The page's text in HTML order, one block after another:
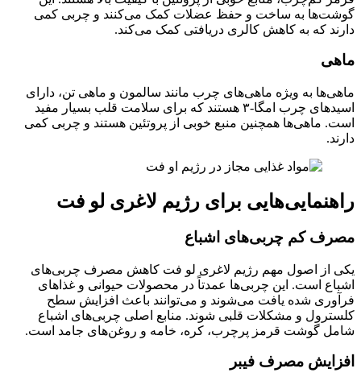
گوشت‌ها به ساخت و حفظ عضلات کمک می‌کنند و چربی کمی
دارند که به کاهش کالری دریافتی کمک می‌کند.
ماهی
ماهی‌ها به ویژه ماهی‌های چرب مانند سالمون و ماهی تن، دارای
اسیدهای چرب امگا-۳ هستند که برای سلامت قلب بسیار مفید
است. ماهی‌ها همچنین منبع خوبی از پروتئین هستند و چربی کمی
دارند.
راهنمایی‌هایی برای رژیم لاغری لو فت
مصرف کم چربی‌های اشباع
یکی از اصول مهم رژیم لاغری لو فت کاهش مصرف چربی‌های
اشباع است. این چربی‌ها عمدتاً در محصولات حیوانی و غذاهای
فرآوری شده یافت می‌شوند و می‌توانند باعث افزایش سطح
کلسترول و مشکلات قلبی شوند. منابع اصلی چربی‌های اشباع
شامل گوشت قرمز پرچرب، کره، خامه و روغن‌های جامد است.
افزایش مصرف فیبر